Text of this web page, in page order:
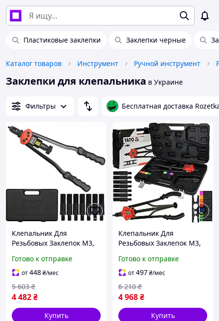
Пластиковые заклепки Заклепки черные
Каталог товаров Инструмент Ручной инструмент
Заклепки для клепальника в Украине
Фильтры Бесплатная доставка
Клепальник Для
Резьбовых Заклепок M3,
YATO (YT-36129)
Готово к отправке
от448₴/мес
4 482₴
5 603 ₴
Купить
Клепальник Для
Резьбовых Заклепок M3,
YATO (YT-36125)
Готово к отправке
от497₴/мес
4 968₴
6 210 ₴
Купить